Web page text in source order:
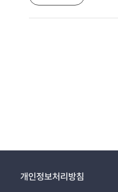
개인정보처리방침